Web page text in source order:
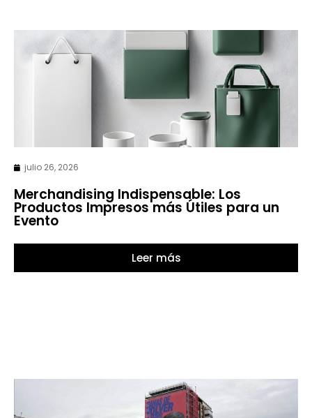
julio 26, 2026
Merchandising Indispensable: Los
Productos Impresos más Útiles para un
Evento
Leer más